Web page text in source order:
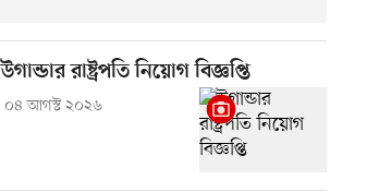
উগান্ডার রাষ্ট্রপতি নিয়োগ বিজ্ঞপ্তি
০৪ আগস্ট ২০২৬